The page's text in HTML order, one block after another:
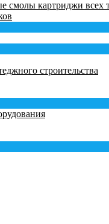
смолы картриджи всех
строительства